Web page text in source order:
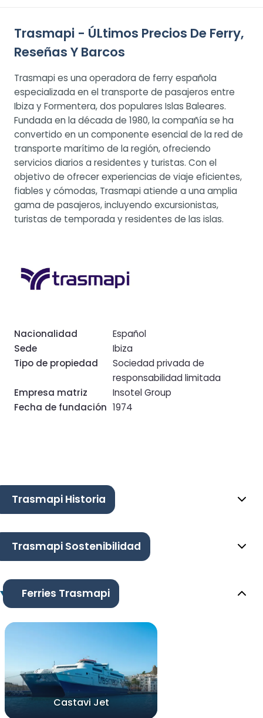
Trasmapi - ÚLtimos Precios De Ferry,
Reseñas Y Barcos
Trasmapi es una operadora de ferry española
especializada en el transporte de pasajeros entre
Ibiza y Formentera, dos populares Islas Baleares.
Fundada en la década de 1980, la compañía se ha
convertido en un componente esencial de la red de
transporte marítimo de la región, ofreciendo
servicios diarios a residentes y turistas. Con el
objetivo de ofrecer experiencias de viaje eficientes,
fiables y cómodas, Trasmapi atiende a una amplia
gama de pasajeros, incluyendo excursionistas,
turistas de temporada y residentes de las islas.
Nacionalidad
Español
Sede
Ibiza
Tipo de propiedad
Sociedad privada de
responsabilidad limitada
Empresa matriz
Insotel Group
Fecha de fundación 1974
Trasmapi Historia
Trasmapi Sostenibilidad
Ferries Trasmapi
Castavi Jet